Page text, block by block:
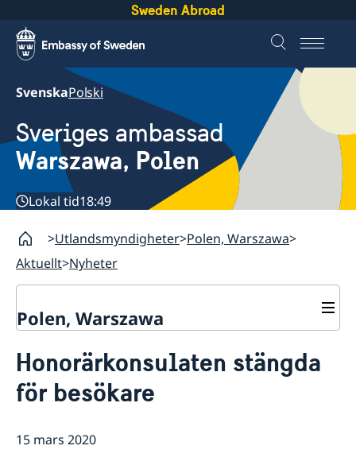
Sweden Abroad
SvenskaPolski
Sveriges ambassad
Warszawa, Polen
Lokal tid18:49
Utlandsmyndigheter Polen, Warszawa
Aktuellt Nyheter
Polen, Warszawa
Om oss
Så stöttar vi svenska företag
Så kan du få stöd
Nyheter
Honorärkonsulaten stängda
för besökare
15 mars 2020